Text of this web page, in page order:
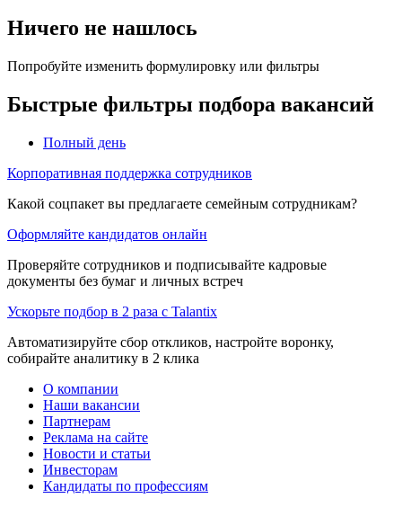
Ничего не нашлось
Попробуйте изменить формулировку или фильтры
Быстрые фильтры подбора вакансий
Полный день
Корпоративная поддержка сотрудников
Какой соцпакет вы предлагаете семейным сотрудникам?
Оформляйте кандидатов онлайн
Проверяйте сотрудников и подписывайте кадровые
документы без бумаг и личных встреч
Ускорьте подбор в 2 раза с Talantix
Автоматизируйте сбор откликов, настройте воронку,
собирайте аналитику в 2 клика
О компании
Наши вакансии
Партнерам
Реклама на сайте
Новости и статьи
Инвесторам
Кандидаты по профессиям